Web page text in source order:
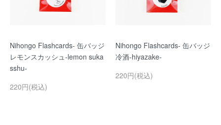
Nihongo Flashcards- 缶バッジ
レモンスカッシュ-lemon suka
sshu-
220円(税込)
Nihongo Flashcards- 缶バッジ
冷酒-hiyazake-
220円(税込)